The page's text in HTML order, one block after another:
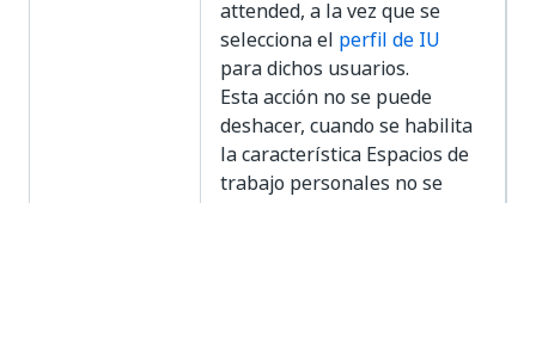
attended, a la vez que se
selecciona el perfil de IU
para dichos usuarios.
Esta acción no se puede
deshacer, cuando se habilita
la característica Espacios de
trabajo personales no se